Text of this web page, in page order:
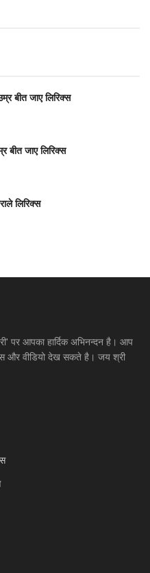
बीत जाए लिरिक्स
बीत जाए लिरिक्स
लिरिक्स
पर आपका हार्दिक अभिनन्दन है। आप
और वीडियो देख सकते है। जय श्री